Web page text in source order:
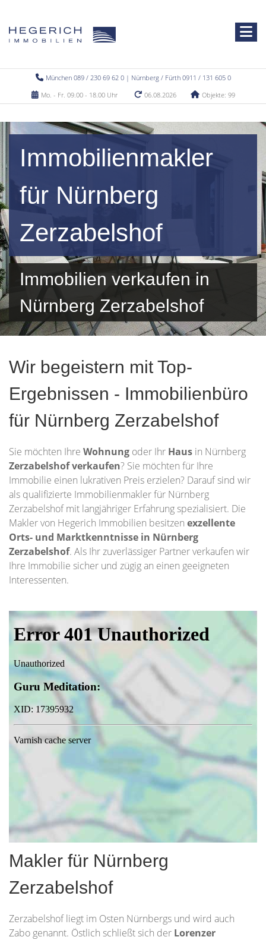
München 089 / 230 69 62 0 | Nürnberg / Fürth 0911 / 131 605 0
Mo. - Fr. 09.00 - 18.00 Uhr
06.08.2026 Objekte: 99
Immobilienmakler
für Nürnberg
Zerzabelshof
Immobilien verkaufen in
Nürnberg Zerzabelshof
Wir begeistern mit Top-
Ergebnissen - Immobilienbüro
für Nürnberg Zerzabelshof
Sie möchten Ihre Wohnung oder Ihr Haus in Nürnberg
Zerzabelshof verkaufen? Sie möchten für Ihre
Immobilie einen lukrativen Preis erzielen? Darauf sind wir
als qualifizierte Immobilienmakler für Nürnberg
Zerzabelshof mit langjähriger Erfahrung spezialisiert. Die
Makler von Hegerich Immobilien besitzen exzellente
Orts- und Marktkenntnisse in Nürnberg
Zerzabelshof. Als Ihr zuverlässiger Partner verkaufen wir
Ihre Immobilie sicher und zügig an einen geeigneten
Interessenten.
Makler für Nürnberg
Zerzabelshof
Zerzabelshof liegt im Osten Nürnbergs und wird auch
Zabo genannt. Östlich schließt sich der Lorenzer